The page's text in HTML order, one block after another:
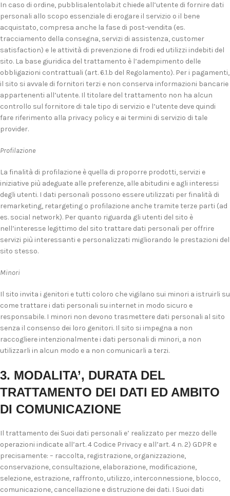
In caso di ordine, pubblisalentolab.it chiede all’utente di fornire dati
personali allo scopo essenziale di erogare il servizio o il bene
acquistato, compresa anche la fase di post-vendita (es.
tracciamento della consegna, servizi di assistenza, customer
satisfaction) e le attività di prevenzione di frodi ed utilizzi indebiti del
sito. La base giuridica del trattamento è l’adempimento delle
obbligazioni contrattuali (art. 6.1.b del Regolamento). Per i pagamenti,
il sito si avvale di fornitori terzi e non conserva informazioni bancarie
appartenenti all’utente. Il titolare del trattamento non ha alcun
controllo sul fornitore di tale tipo di servizio e l’utente deve quindi
fare riferimento alla privacy policy e ai termini di servizio di tale
provider.
Profilazione
La finalità di profilazione è quella di proporre prodotti, servizi e
iniziative più adeguate alle preferenze, alle abitudini e agli interessi
degli utenti. I dati personali possono essere utilizzati per finalità di
remarketing, retargeting o profilazione anche tramite terze parti (ad
es. social network). Per quanto riguarda gli utenti del sito è
nell’interesse legittimo del sito trattare dati personali per offrire
servizi più interessanti e personalizzati migliorando le prestazioni del
sito stesso.
Minori
Il sito invita i genitori e tutti coloro che vigilano sui minori a istruirli su
come trattare i dati personali su internet in modo sicuro e
responsabile. I minori non devono trasmettere dati personali al sito
senza il consenso dei loro genitori. Il sito si impegna a non
raccogliere intenzionalmente i dati personali di minori, a non
utilizzarli in alcun modo e a non comunicarli a terzi.
3. MODALITA’, DURATA DEL
TRATTAMENTO DEI DATI ED AMBITO
DI COMUNICAZIONE
Il trattamento dei Suoi dati personali e’ realizzato per mezzo delle
operazioni indicate all’art. 4 Codice Privacy e all’art. 4 n. 2) GDPR e
precisamente: – raccolta, registrazione, organizzazione,
conservazione, consultazione, elaborazione, modificazione,
selezione, estrazione, raffronto, utilizzo, interconnessione, blocco,
comunicazione, cancellazione e distruzione dei dati. I Suoi dati